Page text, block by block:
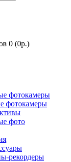
0 (0р.)
фотокамеры
фотокамеры
фото
рекордеры